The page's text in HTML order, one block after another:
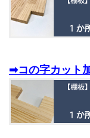
➡コの字カット